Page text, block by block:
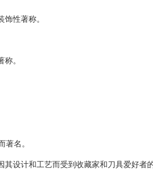
性著称。
。
名。
设计和工艺而受到收藏家和刀具爱好者